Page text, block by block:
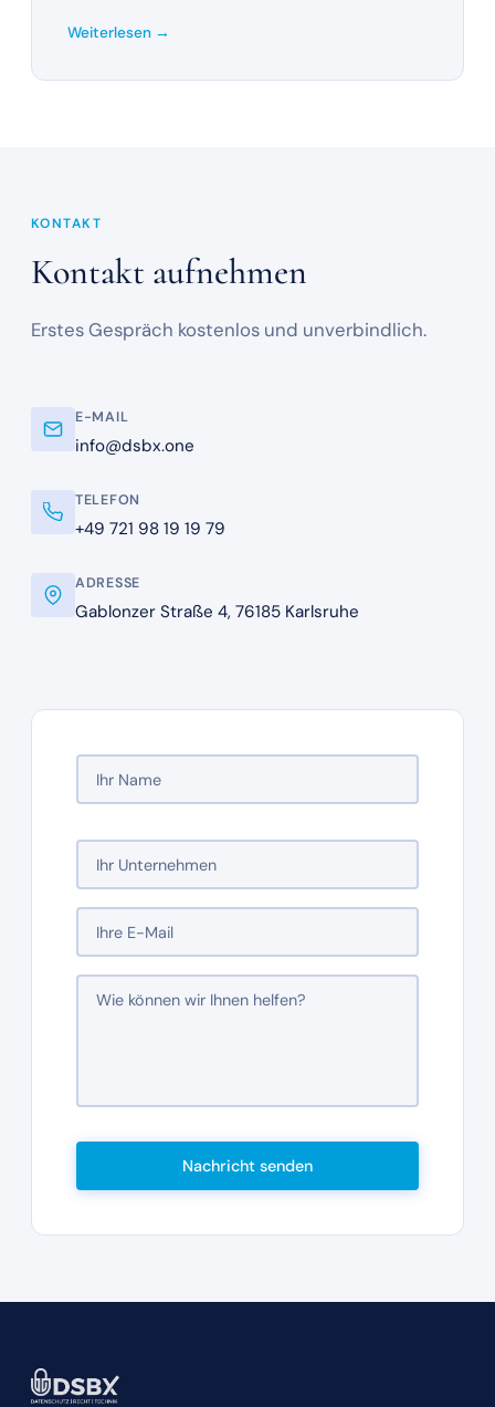
Weiterlesen →
KONTAKT
Kontakt aufnehmen
Erstes Gespräch kostenlos und unverbindlich.
E-MAIL
info@dsbx.one
TELEFON
+49 721 98 19 19 79
ADRESSE
Gablonzer Straße 4, 76185 Karlsruhe
Nachricht senden